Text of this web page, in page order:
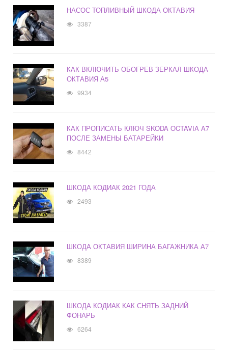
НАСОС ТОПЛИВНЫЙ ШКОДА ОКТАВИЯ
3387
КАК ВКЛЮЧИТЬ ОБОГРЕВ ЗЕРКАЛ ШКОДА
ОКТАВИЯ А5
9934
КАК ПРОПИСАТЬ КЛЮЧ SKODA OCTAVIA A7
ПОСЛЕ ЗАМЕНЫ БАТАРЕЙКИ
8442
ШКОДА КОДИАК 2021 ГОДА
2493
ШКОДА ОКТАВИЯ ШИРИНА БАГАЖНИКА А7
8389
ШКОДА КОДИАК КАК СНЯТЬ ЗАДНИЙ
ФОНАРЬ
6264